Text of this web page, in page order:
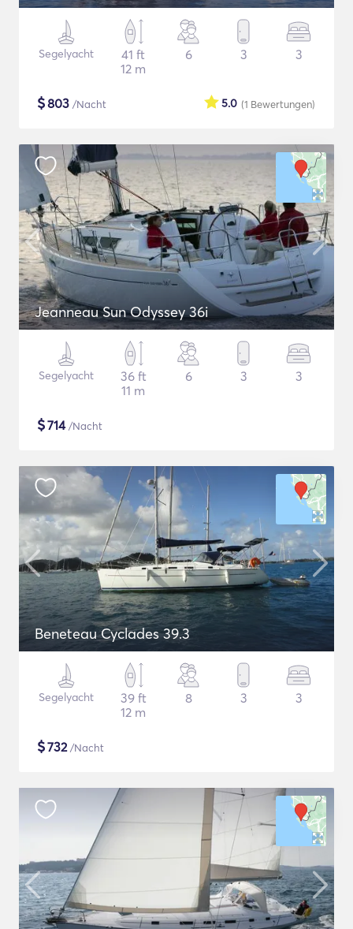
Segelyacht
41 ft
12 m
6 3 3
$803 /Nacht (1 Bewertungen)
5.0
Jeanneau Sun Odyssey 36i
Segelyacht
36 ft
11 m
6 3 3
$714/Nacht
Beneteau Cyclades 39.3
Segelyacht
39 ft
12 m
8 3 3
$732/Nacht